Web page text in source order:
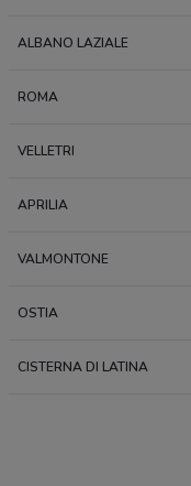
ALBANO LAZIALE
ROMA
VELLETRI
APRILIA
VALMONTONE
OSTIA
CISTERNA DI LATINA